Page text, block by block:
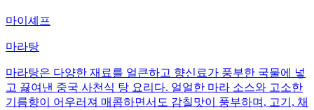
마이셰프
마라탕
마라탕은 다양한 재료를 얼큰하고 향신료가 풍부한 국물에 넣
고 끓여낸 중국 사천식 탕 요리다. 얼얼한 마라 소스와 고소한
기름향이 어우러져 매콤하면서도 감칠맛이 풍부하며, 고기, 채